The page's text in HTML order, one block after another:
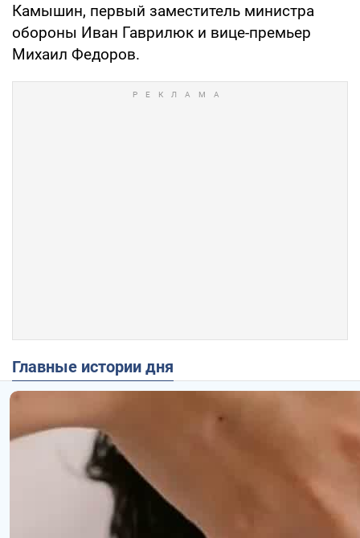
Камышин, первый заместитель министра
обороны Иван Гаврилюк и вице-премьер
Михаил Федоров.
Главные истории дня